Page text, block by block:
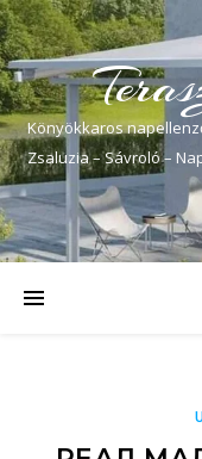
Könyökkaros
Zsaluzia – Sávroló –